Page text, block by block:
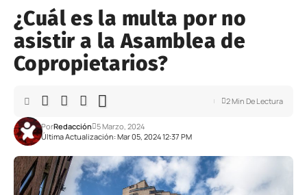
¿Cuál es la multa por no
asistir a la Asamblea de
Copropietarios?
Última Actualización: Mar 05, 2024 12:37 PM
PorRedacción 5 Marzo, 2024
2 Min De Lectura